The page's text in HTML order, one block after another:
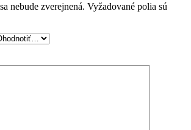
nebude zverejnená. Vyžadované polia sú